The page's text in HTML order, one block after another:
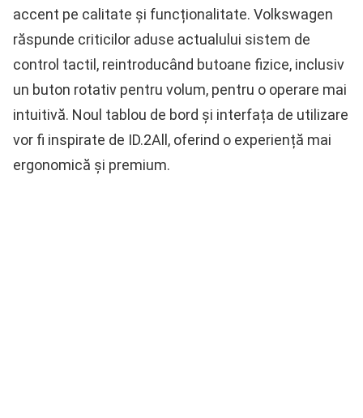
accent pe calitate și funcționalitate. Volkswagen
răspunde criticilor aduse actualului sistem de
control tactil, reintroducând butoane fizice, inclusiv
un buton rotativ pentru volum, pentru o operare mai
intuitivă. Noul tablou de bord și interfața de utilizare
vor fi inspirate de ID.2All, oferind o experiență mai
ergonomică și premium.